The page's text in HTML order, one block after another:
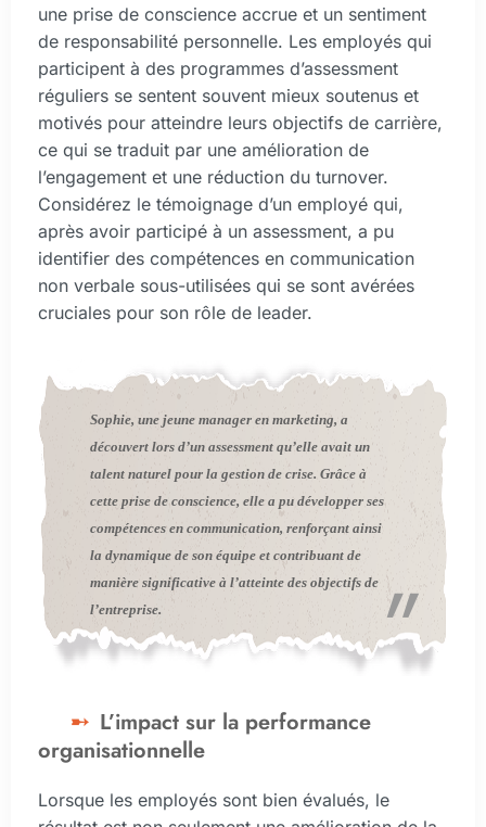
une prise de conscience accrue et un sentiment
de responsabilité personnelle. Les employés qui
participent à des programmes d’assessment
réguliers se sentent souvent mieux soutenus et
motivés pour atteindre leurs objectifs de carrière,
ce qui se traduit par une amélioration de
l’engagement et une réduction du turnover.
Considérez le témoignage d’un employé qui,
après avoir participé à un assessment, a pu
identifier des compétences en communication
non verbale sous-utilisées qui se sont avérées
cruciales pour son rôle de leader.
Sophie, une jeune manager en marketing, a
découvert lors d’un assessment qu’elle avait un
talent naturel pour la gestion de crise. Grâce à
cette prise de conscience, elle a pu développer ses
compétences en communication, renforçant ainsi
la dynamique de son équipe et contribuant de
manière significative à l’atteinte des objectifs de
l’entreprise.
L’impact sur la performance
organisationnelle
Lorsque les employés sont bien évalués, le